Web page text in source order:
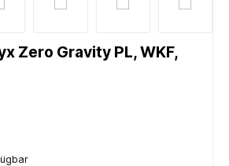
Zero Gravity PL, WKF,